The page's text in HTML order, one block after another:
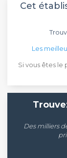
Cet
Les
Si vous êtes le
Des milliers